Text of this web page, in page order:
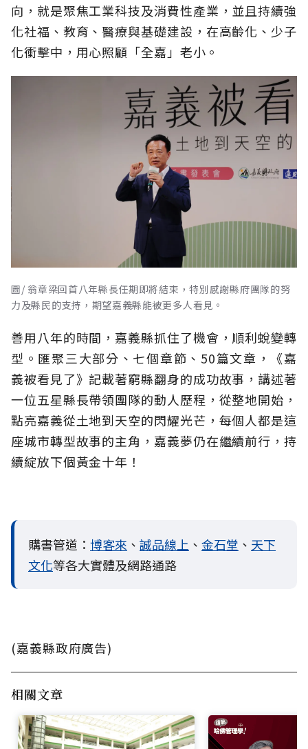
向，就是聚焦工業科技及消費性產業，並且持續強
化社福、教育、醫療與基礎建設，在高齡化、少子
化衝擊中，用心照顧「全嘉」老小。
圖/ 翁章梁回首八年縣長任期即將結束，特別感謝縣府團隊的努
力及縣民的支持，期望嘉義縣能被更多人看見。
善用八年的時間，嘉義縣抓住了機會，順利蛻變轉
型。匯聚三大部分、七個章節、50篇文章，《嘉
義被看見了》記載著窮縣翻身的成功故事，講述著
一位五星縣長帶領團隊的動人歷程，從整地開始，
點亮嘉義從土地到天空的閃耀光芒，每個人都是這
座城市轉型故事的主角，嘉義夢仍在繼續前行，持
續綻放下個黃金十年！
購書管道： 博客來 、 誠品線上 、 金石堂 、 天下
文化等各大實體及網路通路
(嘉義縣政府廣告)
相關文章